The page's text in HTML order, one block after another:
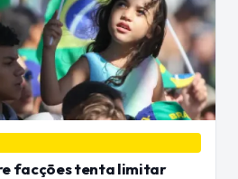
facções tenta limitar